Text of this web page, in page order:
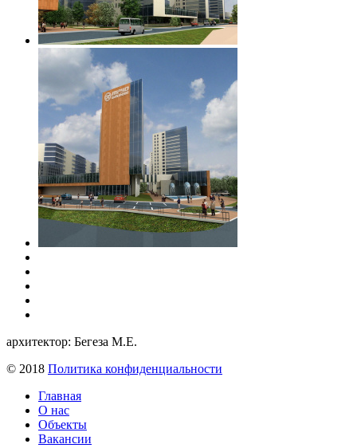
архитектор: Бегеза М.Е.
© 2018 Политика конфиденциальности
Главная
О нас
Объекты
Вакансии